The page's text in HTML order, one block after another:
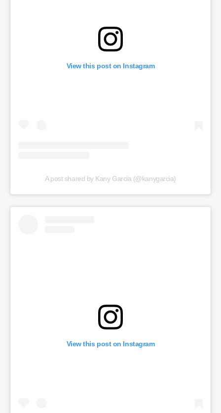
View this post on Instagram
A post shared by Kany Garcia (@kanygarcia)
View this post on Instagram